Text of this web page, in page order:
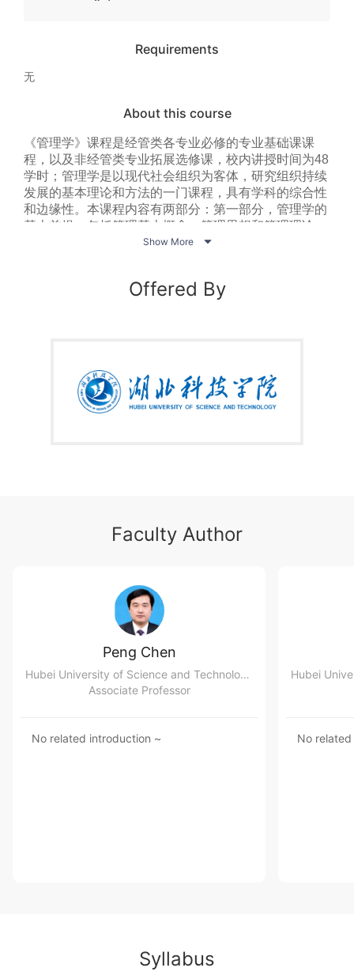
Requirements
无
About this course
《管理学》课程是经管类各专业必修的专业基础课课
程，以及非经管类专业拓展选修课，校内讲授时间为48
学时；管理学是以现代社会组织为客体，研究组织持续
发展的基本理论和方法的一门课程，具有学科的综合性
和边缘性。本课程内容有两部分：第一部分，管理学的
基本前提，包括管理基本概念、管理思想和管理理论；
第二部分，管理过程，包括决策、组织、领导、激励、
及管理过程；掌握管理活动的基本方法，具备一定的环
Show More 
Offered By
Faculty Author
Peng Chen
Hubei University of Science and Technology School of Economics and Management
Associate Professor
No related introduction ~ No
Syllabus